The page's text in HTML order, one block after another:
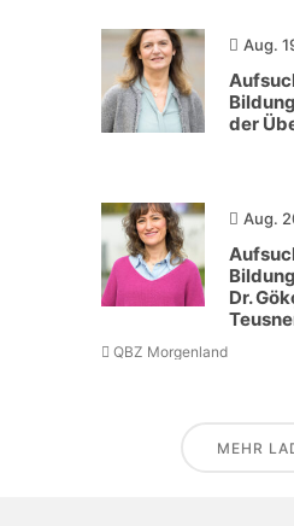
Aug.
der
Aug.
Dr.
QBZ Morgenland
MEHR